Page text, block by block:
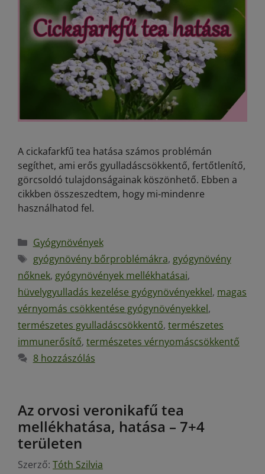
A cickafarkfű tea hatása számos problémán
segíthet, ami erős gyulladáscsökkentő, fertőtlenítő,
görcsoldó tulajdonságainak köszönhető. Ebben a
cikkben összeszedtem, hogy mi-mindenre
használhatod fel.
Gyógynövények
gyógynövény bőrproblémákra, gyógynövény
nőknek, gyógynövények mellékhatásai,
hüvelygyulladás kezelése gyógynövényekkel, magas
vérnyomás csökkentése gyógynövényekkel,
természetes gyulladáscsökkentő, természetes
immunerősítő, természetes vérnyomáscsökkentő
8 hozzászólás
Az orvosi veronikafű tea
mellékhatása, hatása – 7+4
területen
Szerző: Tóth Szilvia